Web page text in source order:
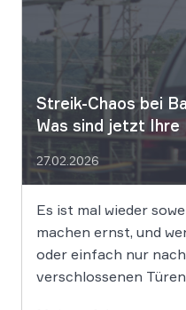
Streik-Chaos bei
Was sind jetzt Ihre
27.02.2026
Es ist mal wieder
machen ernst, und
oder einfach nur
verschlossenen